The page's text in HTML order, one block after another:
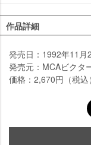
作品詳細
発売日：1992年11月
発売元：MCAビクタ
価格：2,670円（税込）